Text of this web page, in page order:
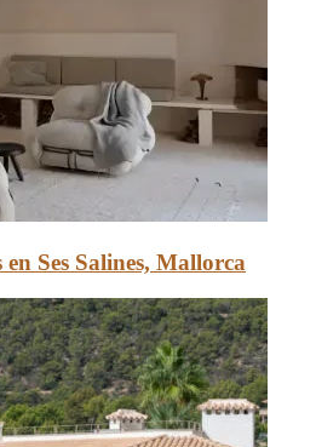
Ses Salines, Mallorca